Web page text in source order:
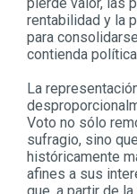
rentabilidad y la
para
contienda
La
Voto no sólo
sufragio, sino
históricamente
afines a sus